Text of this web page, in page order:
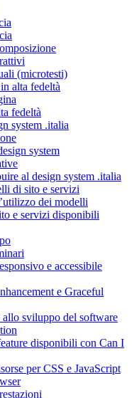
(microtesti)
alta fedeltà
fedeltà
system .italia
system
al design system .italia
di sito e servizi
dei modelli
e servizi disponibili
e accessibile
e Graceful
sviluppo del software
disponibili con Can I
per CSS e JavaScript